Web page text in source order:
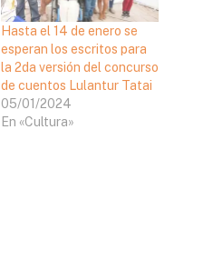
Hasta el 14 de enero se
esperan los escritos para
la 2da versión del concurso
de cuentos Lulantur Tatai
05/01/2024
En «Cultura»